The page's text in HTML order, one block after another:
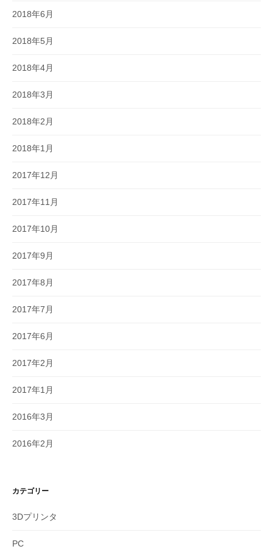
2018年6月
2018年5月
2018年4月
2018年3月
2018年2月
2018年1月
2017年12月
2017年11月
2017年10月
2017年9月
2017年8月
2017年7月
2017年6月
2017年2月
2017年1月
2016年3月
2016年2月
カテゴリー
3Dプリンタ
PC